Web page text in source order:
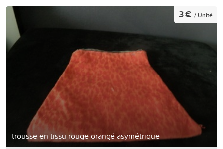
trousse en tissu rouge orangé asymétrique
3 € / Unité